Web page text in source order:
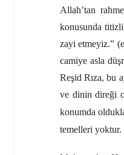
Allah’tan
konusunda
zayi etmeyiz.”
camiye asla
Reşid Rıza, bu
ve dinin direği
konumda
temelleri yoktur.